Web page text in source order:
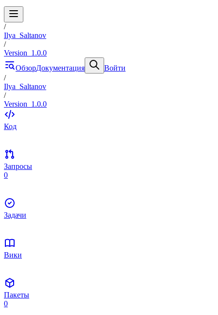
/
Ilya_Saltanov
/
Version_1.0.0
ОбзорДокументация
Войти
/
Ilya_Saltanov
/
Version_1.0.0
Код
Запросы
0
Задачи
Вики
Пакеты
0